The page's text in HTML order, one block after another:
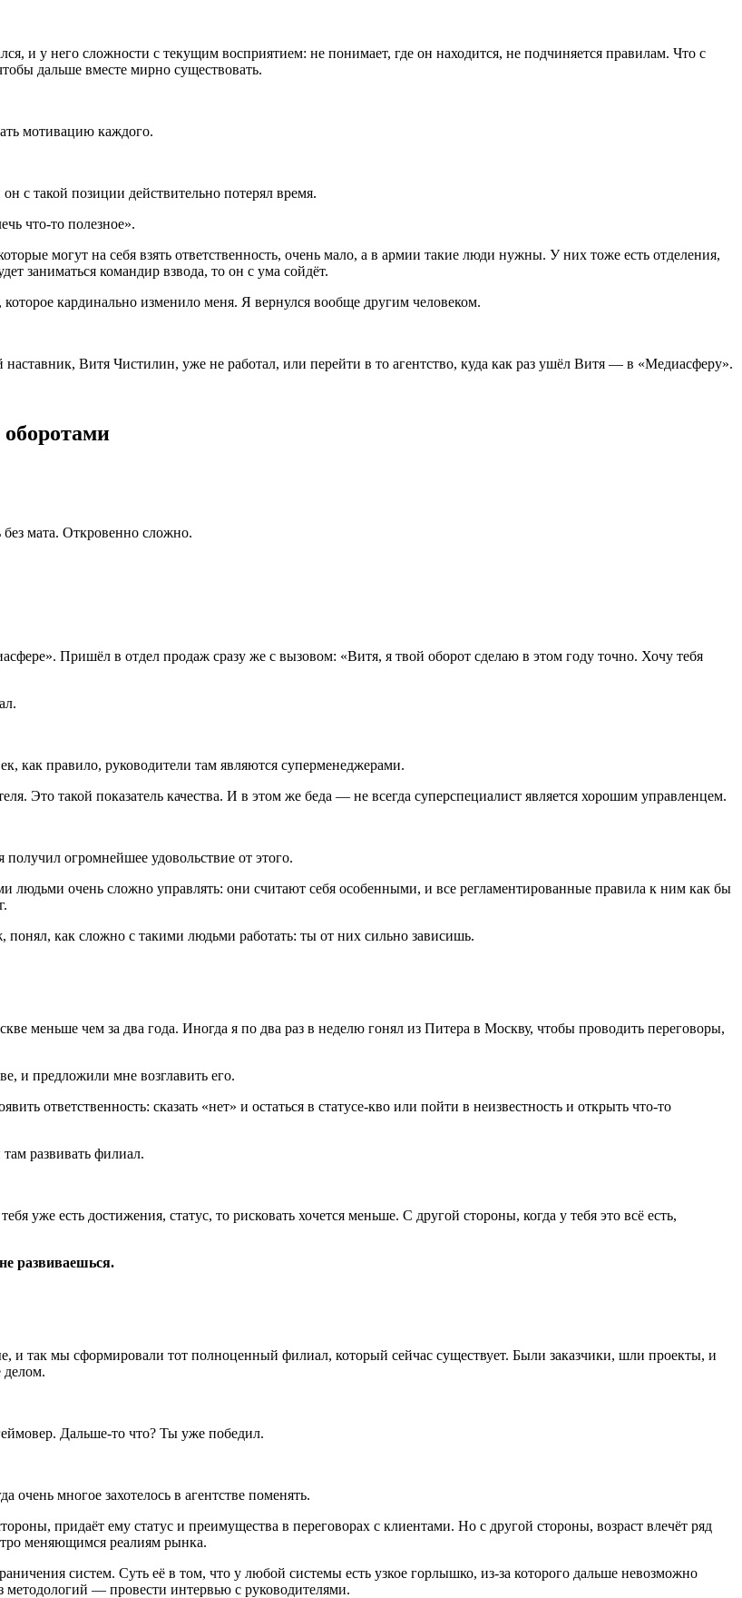
и у него сложности с текущим восприятием: не понимает, где он находится, не подчиняется правилам. Что с
дальше вместе мирно существовать.
мотивацию каждого.
с такой позиции действительно потерял время.
что-то полезное».
могут на себя взять ответственность, очень мало, а в армии такие люди нужны. У них тоже есть отделения,
заниматься командир взвода, то он с ума сойдёт.
кардинально изменило меня. Я вернулся вообще другим человеком.
Витя Чистилин, уже не работал, или перейти в то агентство, куда как раз ушёл Витя — в «Медиасферу».
мата. Откровенно сложно.
Пришёл в отдел продаж сразу же с вызовом: «Витя, я твой оборот сделаю в этом году точно. Хочу тебя
как правило, руководители там являются суперменеджерами.
Это такой показатель качества. И в этом же беда — не всегда суперспециалист является хорошим управленцем.
огромнейшее удовольствие от этого.
людьми очень сложно управлять: они считают себя особенными, и все регламентированные правила к ним как бы
понял, как сложно с такими людьми работать: ты от них сильно зависишь.
меньше чем за два года. Иногда я по два раз в неделю гонял из Питера в Москву, чтобы проводить переговоры,
и предложили мне возглавить его.
ответственность: сказать «нет» и остаться в статусе-кво или пойти в неизвестность и открыть что-то
развивать филиал.
уже есть достижения, статус, то рисковать хочется меньше. С другой стороны, когда у тебя это всё есть,
развиваешься.
и так мы сформировали тот полноценный филиал, который сейчас существует. Были заказчики, шли проекты, и
делом.
Дальше-то что? Ты уже победил.
многое захотелось в агентстве поменять.
придаёт ему статус и преимущества в переговорах с клиентами. Но с другой стороны, возраст влечёт ряд
меняющимся реалиям рынка.
систем. Суть её в том, что у любой системы есть узкое горлышко, из-за которого дальше невозможно
методологий — провести интервью с руководителями.